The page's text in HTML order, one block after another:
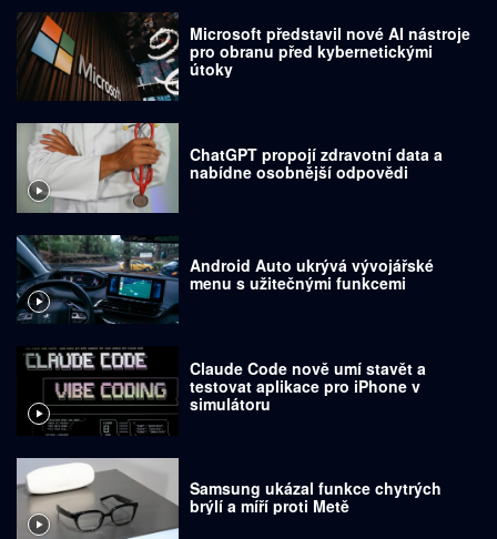
Microsoft představil nové AI nástroje
pro obranu před kybernetickými
útoky
ChatGPT propojí zdravotní data a
nabídne osobnější odpovědi
Android Auto ukrývá vývojářské
menu s užitečnými funkcemi
Claude Code nově umí stavět a
testovat aplikace pro iPhone v
simulátoru
Samsung ukázal funkce chytrých
brýlí a míří proti Metě